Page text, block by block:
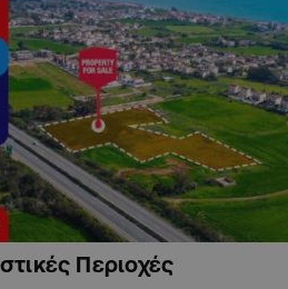
Περιοχές